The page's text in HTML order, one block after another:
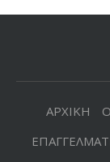
ΑΡΧΙΚΗ